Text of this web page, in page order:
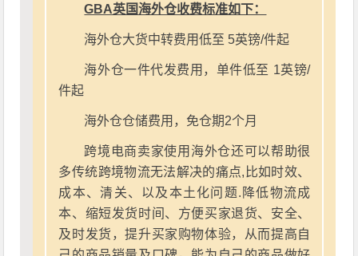
GBA英国海外仓收费标准如下：
海外仓大货中转费用低至 5英镑/件起
海外仓一件代发费用，单件低至 1英镑/
件起
海外仓仓储费用，免仓期2个月
跨境电商卖家使用海外仓还可以帮助很
多传统跨境物流无法解决的痛点,比如时效、
成本、清关、以及本土化问题.降低物流成
本、缩短发货时间、方便买家退货、安全、
及时发货，提升买家购物体验，从而提高自